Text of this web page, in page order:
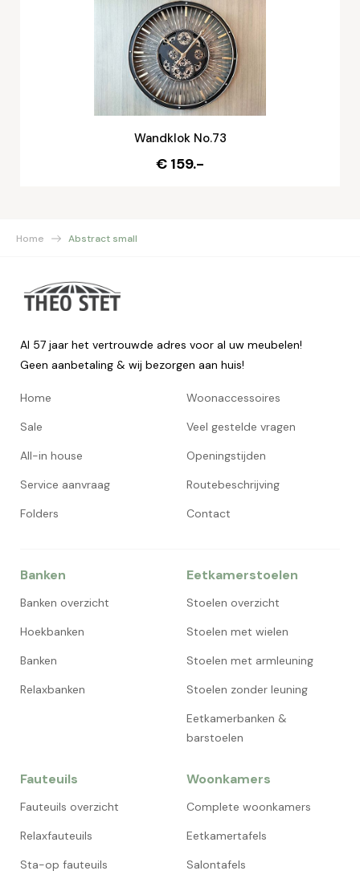
Wandklok No.73
€ 159.-
Home Abstract small
Al 57 jaar het vertrouwde adres voor al uw meubelen!
Geen aanbetaling & wij bezorgen aan huis!
Home
Sale
All-in house
Service aanvraag
Folders
Woonaccessoires
Veel gestelde vragen
Openingstijden
Routebeschrijving
Contact
Banken
Banken overzicht
Hoekbanken
Banken
Relaxbanken
Eetkamerstoelen
Stoelen overzicht
Stoelen met wielen
Stoelen met armleuning
Stoelen zonder leuning
Eetkamerbanken &
barstoelen
Fauteuils
Fauteuils overzicht
Relaxfauteuils
Sta-op fauteuils
Woonkamers
Complete woonkamers
Eetkamertafels
Salontafels